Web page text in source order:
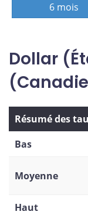
6 mois
Dollar
Résumé des
Bas
Moyenne
Haut